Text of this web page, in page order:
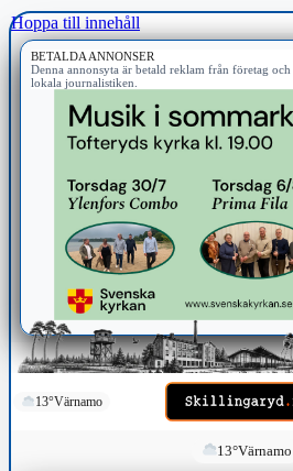
Hoppa till innehåll
BETALDA ANNONSER
Denna annonsyta är betald reklam från företag
lokala journalistiken.
13°Värnamo
13°Värnamo